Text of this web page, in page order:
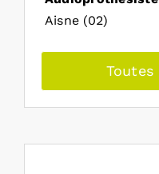
Aisne (02)
Toutes